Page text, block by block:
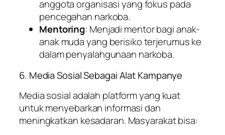
anggota organisasi yang fokus pada
pencegahan narkoba.
Mentoring: Menjadi mentor bagi anak-
anak muda yang berisiko terjerumus ke
dalam penyalahgunaan narkoba.
6. Media Sosial Sebagai Alat Kampanye
Media sosial adalah platform yang kuat
untuk menyebarkan informasi dan
meningkatkan kesadaran. Masyarakat bisa: